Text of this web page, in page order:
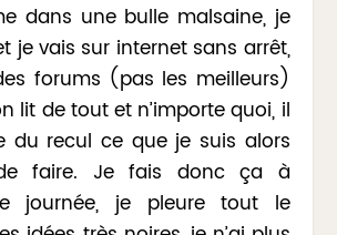
dans une bulle malsaine, je
je vais sur internet sans arrêt,
forums (pas les meilleurs)
lit de tout et n’importe quoi, il
du recul ce que je suis alors
faire. Je fais donc ça à
journée, je pleure tout le